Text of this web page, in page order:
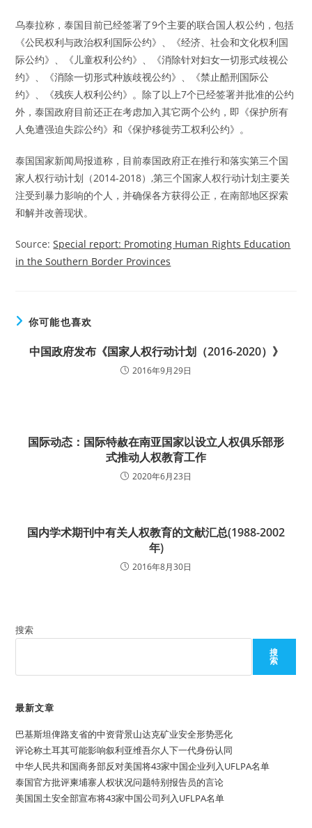
乌泰拉称，泰国目前已经签署了9个主要的联合国人权公约，包括
《公民权利与政治权利国际公约》、《经济、社会和文化权利国
际公约》、《儿童权利公约》、《消除针对妇女一切形式歧视公
约》、《消除一切形式种族歧视公约》、《禁止酷刑国际公
约》、《残疾人权利公约》。除了以上7个已经签署并批准的公约
外，泰国政府目前还正在考虑加入其它两个公约，即《保护所有
人免遭强迫失踪公约》和《保护移徙劳工权利公约》。
泰国国家新闻局报道称，目前泰国政府正在推行和落实第三个国
家人权行动计划（2014-2018）,第三个国家人权行动计划主要关
注受到暴力影响的个人，并确保各方获得公正，在南部地区探索
和解并改善现状。
Source:Special report: Promoting Human Rights Education
in the Southern Border Provinces
你可能也喜欢
中国政府发布《国家人权行动计划（2016-2020）》
2016年9月29日
国际动态：国际特赦在南亚国家以设立人权俱乐部形
式推动人权教育工作
2020年6月23日
国内学术期刊中有关人权教育的文献汇总(1988-2002
年)
2016年8月30日
搜索
搜
索
最新文章
巴基斯坦俾路支省的中资背景山达克矿业安全形势恶化
评论称土耳其可能影响叙利亚维吾尔人下一代身份认同
中华人民共和国商务部反对美国将43家中国企业列入UFLPA名单
泰国官方批评柬埔寨人权状况问题特别报告员的言论
美国国土安全部宣布将43家中国公司列入UFLPA名单